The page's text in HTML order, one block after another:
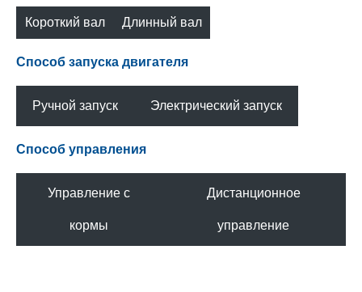
Короткий вал
(S)
Длинный вал
Способ запуска двигателя
Ручной запуск Электрический запуск
Способ управления
Управление с
кормы
Дистанционное
управление